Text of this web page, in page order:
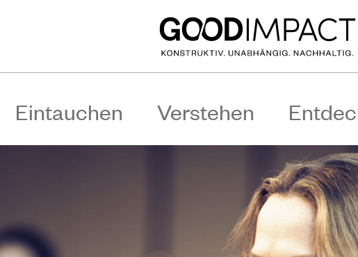
Eintauchen Verstehen